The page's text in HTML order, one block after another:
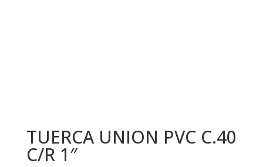
TUERCA UNION PVC C.40
C/R 1″